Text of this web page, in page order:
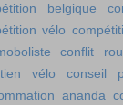
belgique
vélo
conflit
vélo
conseil
ananda